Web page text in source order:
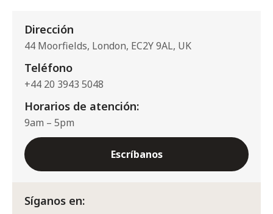
Dirección
44 Moorfields, London, EC2Y 9AL, UK
Teléfono
+44 20 3943 5048
Horarios de atención:
9am – 5pm
Escríbanos
Síganos en: